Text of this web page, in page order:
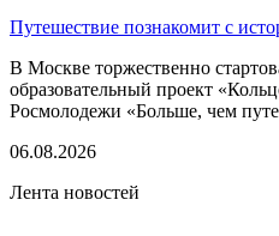
Путешествие познакомит с
В Москве торжественно
образовательный проект
Росмолодежи «Больше, чем
06.08.2026
Лента новостей